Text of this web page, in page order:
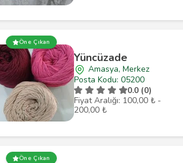
Öne Çıkan
Yüncüzade
Amasya, Merkez
Posta Kodu: 05200
0.0 (0)
Fiyat Aralığı: 100,00 ₺ -
200,00 ₺
Öne Çıkan